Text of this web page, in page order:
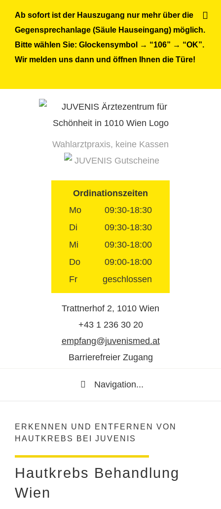
content
Ordinationszeiten
Mo
09:30-18:30
Di
09:30-18:30
Mi
09:30-18:00
Do
09:00-18:00
Fr
geschlossen
Trattnerhof 2, 1010 Wien
+43 1 236 30 20
empfang@juvenismed.at
Barrierefreier Zugang
Wahlarztpraxis, keine Kassen
JUVENIS Gutscheine
Navigation...
ERKENNEN UND ENTFERNEN VON
HAUTKREBS BEI JUVENIS
Hautkrebs Behandlung
Wien
Ab sofort ist der Hauszugang nur mehr über die
Gegensprechanlage (Säule Hauseingang) möglich.
Bitte wählen Sie: Glockensymbol → “106” → “OK”.
Wir melden uns dann und öffnen Ihnen die Türe!